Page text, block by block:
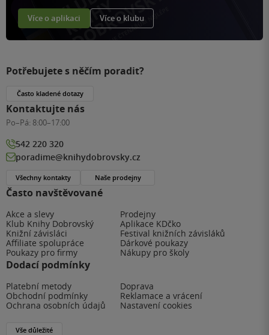
Více o aplikaci Více o klubu
Často navštěvované
Akce a slevy
Prodejny
Klub Knihy Dobrovský
Aplikace KDčko
Knižní závisláci
Festival knižních závisláků
Affiliate spolupráce
Dárkové poukazy
Poukazy pro firmy
Nákupy pro školy
Dodací podmínky
Platební metody
Doprava
Obchodní podmínky
Reklamace a vrácení
Ochrana osobních údajů
Nastavení cookies
Vše důležité
Potřebujete s něčím poradit?
Často kladené dotazy
Kontaktujte nás
Po–Pá: 8:00–17:00
542 220 320
poradime@knihydobrovsky.cz
Všechny kontakty Naše prodejny